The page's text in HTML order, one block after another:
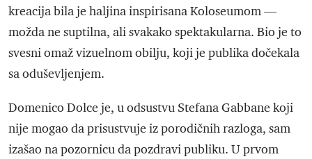
kreacija bila je haljina inspirisana Koloseumom —
možda ne suptilna, ali svakako spektakularna. Bio je to
svesni omaž vizuelnom obilju, koji je publika dočekala
sa oduševljenjem.
Domenico Dolce je, u odsustvu Stefana Gabbane koji
nije mogao da prisustvuje iz porodičnih razloga, sam
izašao na pozornicu da pozdravi publiku. U prvom